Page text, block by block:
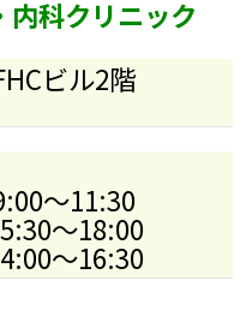
科クリニック
ビル2階
～11:30
～18:00
16:30